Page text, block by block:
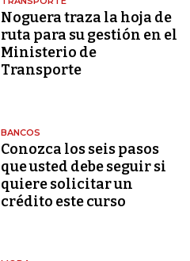
Noguera traza la hoja de
ruta para su gestión en el
Ministerio de
Transporte
BANCOS
Conozca los seis pasos
que usted debe seguir si
quiere solicitar un
crédito este curso